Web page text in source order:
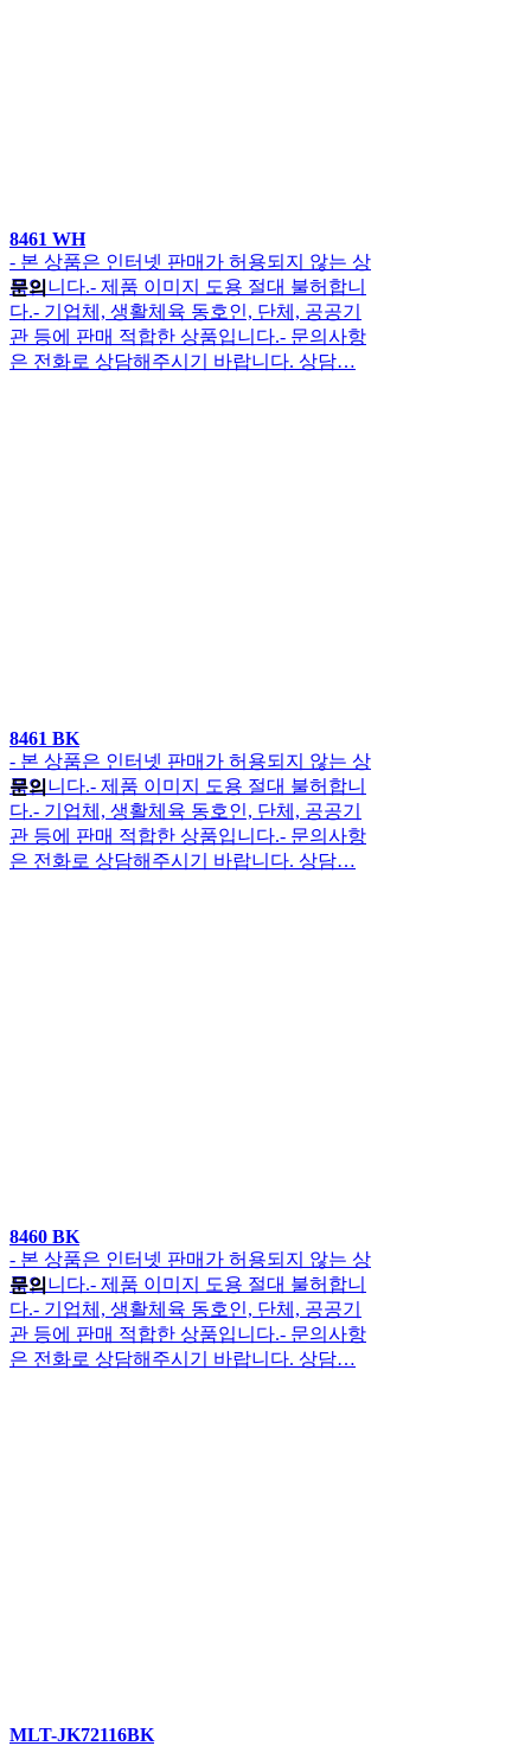
8461 WH
- 본 상품은 인터넷 판매가 허용되지 않는 상
품입니다.- 제품 이미지 도용 절대 불허합니
다.- 기업체, 생활체육 동호인, 단체, 공공기
관 등에 판매 적합한 상품입니다.- 문의사항
은 전화로 상담해주시기 바랍니다. 상담…
문의
8461 BK
- 본 상품은 인터넷 판매가 허용되지 않는 상
품입니다.- 제품 이미지 도용 절대 불허합니
다.- 기업체, 생활체육 동호인, 단체, 공공기
관 등에 판매 적합한 상품입니다.- 문의사항
은 전화로 상담해주시기 바랍니다. 상담…
문의
8460 BK
- 본 상품은 인터넷 판매가 허용되지 않는 상
품입니다.- 제품 이미지 도용 절대 불허합니
다.- 기업체, 생활체육 동호인, 단체, 공공기
관 등에 판매 적합한 상품입니다.- 문의사항
은 전화로 상담해주시기 바랍니다. 상담…
문의
MLT-JK72116BK